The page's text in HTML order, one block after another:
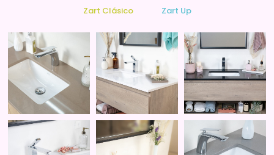
Zart Clásico Zart Up